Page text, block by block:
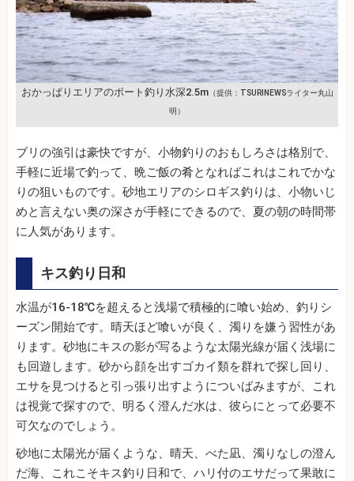
おかっぱりエリアのボート釣り水深2.5m（提供：TSURINEWSライター丸山
明）
ブリの強引は豪快ですが、小物釣りのおもしろさは格別で、
手軽に近場で釣って、晩ご飯の肴となればこれはこれでかな
りの狙いものです。砂地エリアのシロギス釣りは、小物いじ
めと言えない奥の深さが手軽にできるので、夏の朝の時間帯
に人気があります。
キス釣り日和
水温が16-18℃を超えると浅場で積極的に喰い始め、釣りシ
ーズン開始です。晴天ほど喰いが良く、濁りを嫌う習性があ
ります。砂地にキスの影が写るような太陽光線が届く浅場に
も回遊します。砂から顔を出すゴカイ類を群れで探し回り、
エサを見つけると引っ張り出すようについばみますが、これ
は視覚で探すので、明るく澄んだ水は、彼らにとって必要不
可欠なのでしょう。
砂地に太陽光が届くような、晴天、べた凪、濁りなしの澄ん
だ海、これこそキス釣り日和で、ハリ付のエサだって果敢に